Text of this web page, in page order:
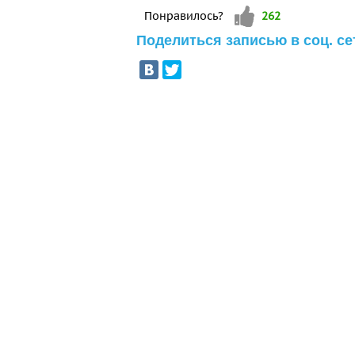
Понравилось? Vote up!
262
Поделиться записью в соц.